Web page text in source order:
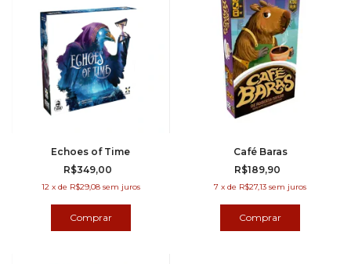
Echoes of Time
R$349,00
12 x de R$29,08 sem juros
Café Baras
R$189,90
7 xde R$27,13 sem juros